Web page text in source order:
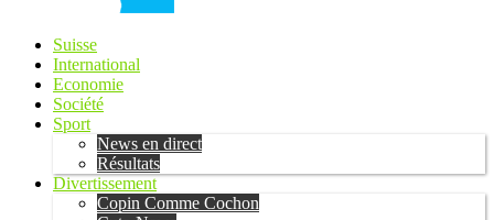
Suisse
International
Economie
Société
Sport
News en direct
Résultats
Divertissement
Copin Comme Cochon